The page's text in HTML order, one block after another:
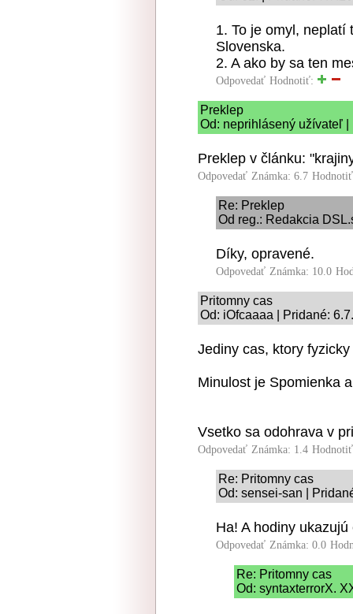
1. To je omyl, neplatí
Slovenska.
2. A ako by sa ten
Odpovedať Hodnotiť:
Preklep
Od: neprihlásený užívateľ
Preklep v článku:
Odpovedať Známka: 6.7
Re: Preklep
Od reg.: Redakcia
Díky, opravené.
Odpovedať Známka: 10.0
Pritomny cas
Od: iOfcaaaa | Pridané:
Jediny cas, ktory
Minulost je Spomienka
Vsetko sa odohrava v
Odpovedať Známka: 1.4
Re: Pritomny cas
Od: sensei-san |
Ha! A hodiny ukazujú
Odpovedať Známka: 0.0
Re: Pritomny cas
Od: syntaxterrorX.